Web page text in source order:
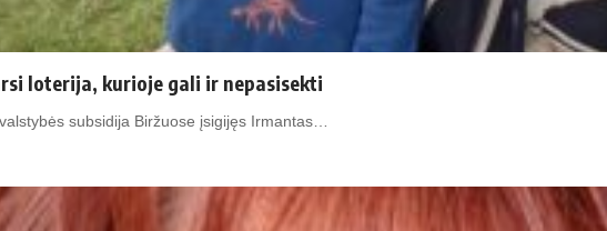
loterija, kurioje gali ir nepasisekti
subsidija Biržuose įsigijęs Irmantas…